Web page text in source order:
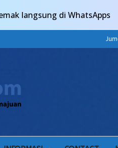
langsung di WhatsApps